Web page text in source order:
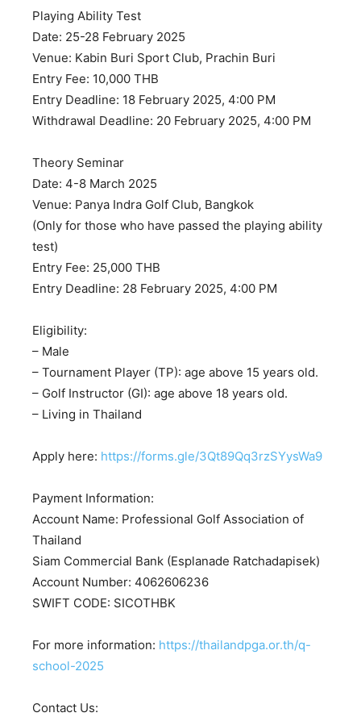
Playing Ability Test
Date: 25-28 February 2025
Venue: Kabin Buri Sport Club, Prachin Buri
Entry Fee: 10,000 THB
Entry Deadline: 18 February 2025, 4:00 PM
Withdrawal Deadline: 20 February 2025, 4:00 PM
Theory Seminar
Date: 4-8 March 2025
Venue: Panya Indra Golf Club, Bangkok
(Only for those who have passed the playing ability
test)
Entry Fee: 25,000 THB
Entry Deadline: 28 February 2025, 4:00 PM
Eligibility:
– Male
– Tournament Player (TP): age above 15 years old.
– Golf Instructor (GI): age above 18 years old.
– Living in Thailand
Apply here: https://forms.gle/3Qt89Qq3rzSYysWa9
Payment Information:
Account Name: Professional Golf Association of
Thailand
Siam Commercial Bank (Esplanade Ratchadapisek)
Account Number: 4062606236
SWIFT CODE: SICOTHBK
For more information: https://thailandpga.or.th/q-
school-2025
Contact Us: